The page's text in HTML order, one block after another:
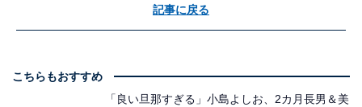
記事に戻る
こちらもおすすめ
「良い旦那すぎる」小島よしお、2カ月長男＆美